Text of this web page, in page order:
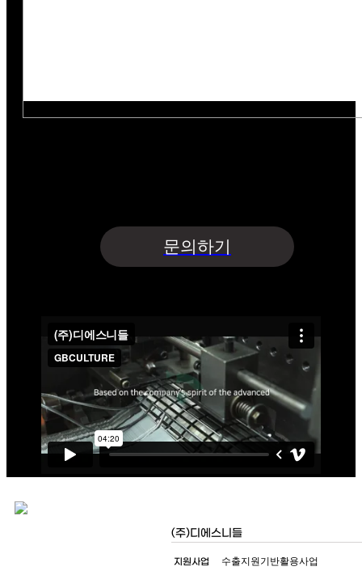
문의하기
(주)디에스니들
지원사업 수출지원기반활용사업